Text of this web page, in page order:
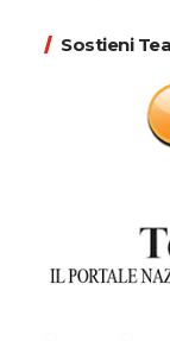
Sostieni